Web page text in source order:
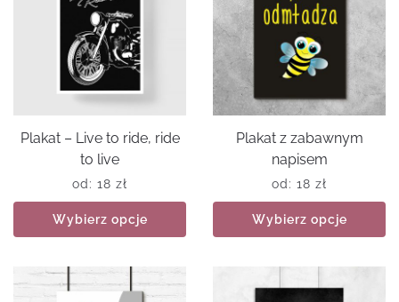
Plakat – Live to ride, ride
to live
od: 18 zł
Wybierz opcje
Plakat z zabawnym
napisem
od: 18 zł
Wybierz opcje